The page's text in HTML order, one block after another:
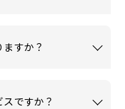
すか？
ですか？